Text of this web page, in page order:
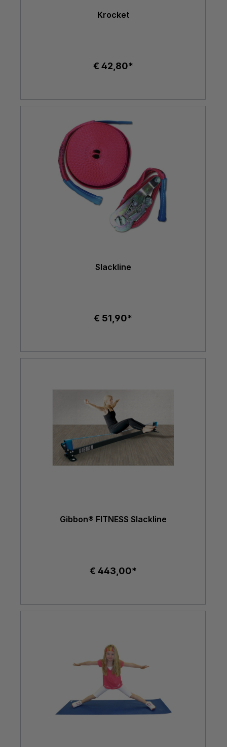
Krocket
€ 42,80*
Slackline
€ 51,90*
Gibbon® FITNESS Slackline
€ 443,00*